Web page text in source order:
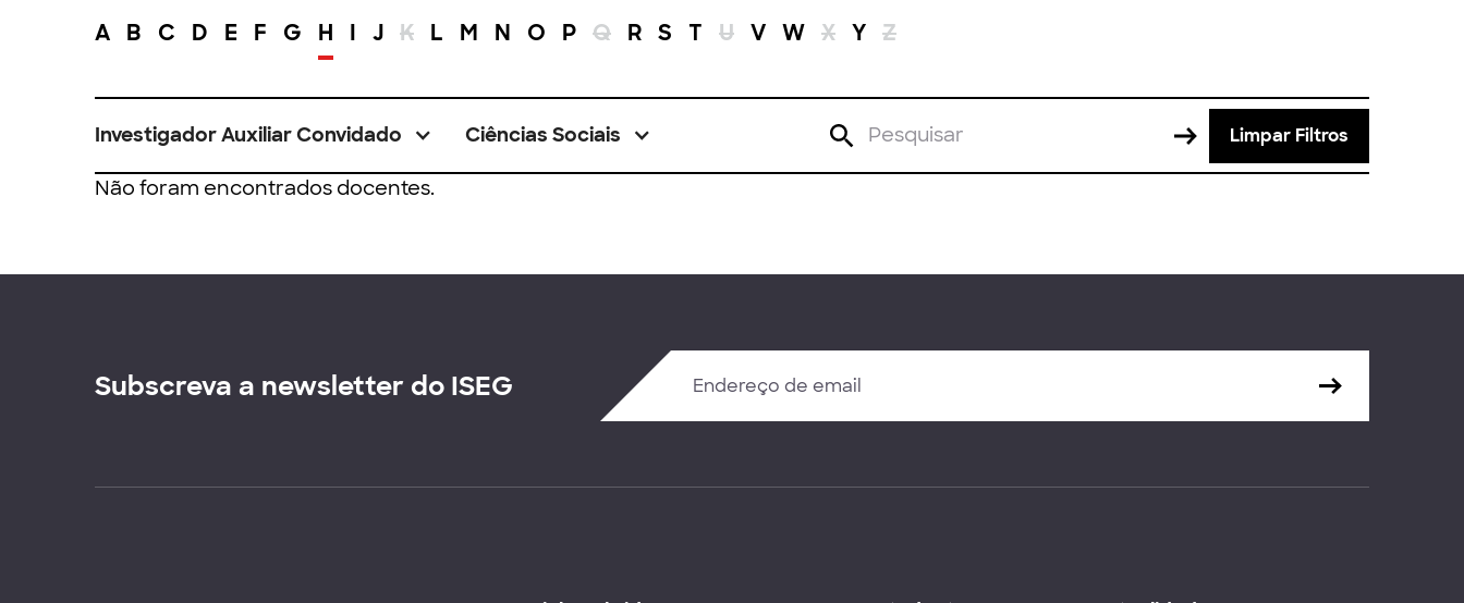
A B C D E F G H I J K L M N O P Q R S T U V W X Y Z
Investigador Auxiliar Convidado Ciências Sociais Limpar Filtros
Não foram encontrados docentes.
Subscreva a newsletter do ISEG